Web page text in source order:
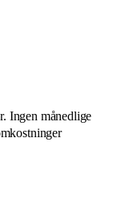
Ingen månedlige